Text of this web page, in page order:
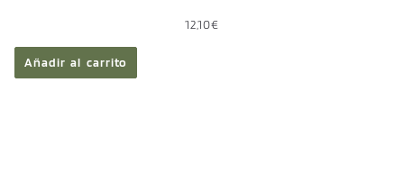
12,10€
Añadir al carrito